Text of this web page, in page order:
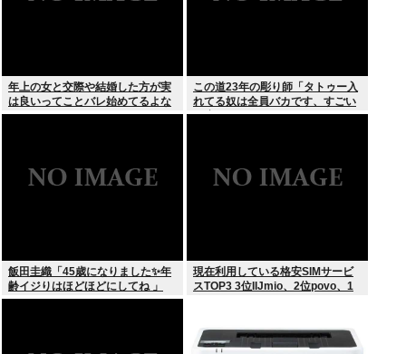
年上の女と交際や結婚した方が実
は良いってことバレ始めてるよな
この道23年の彫り師「タトゥー入
れてる奴は全員バカです、すごい
民度低い」
飯田圭織「45歳になりました✨年
齢イジりはほどほどにしてね 」
現在利用している格安SIMサービ
スTOP3 3位IIJmio、2位povo、1